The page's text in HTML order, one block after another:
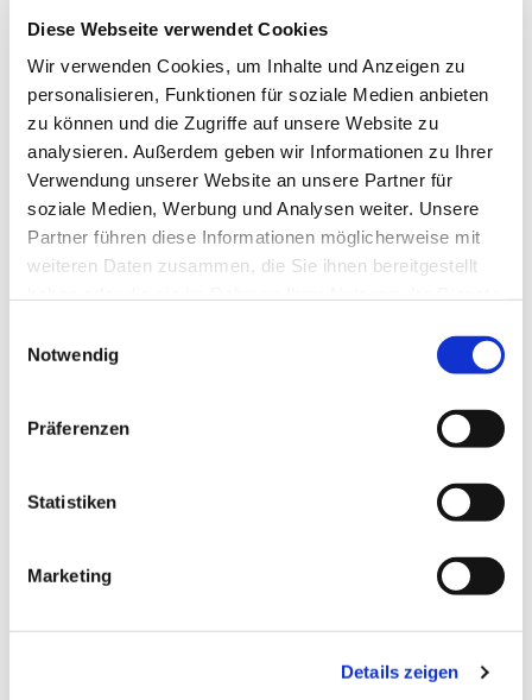
Diese Webseite verwendet Cookies
Wir verwenden Cookies, um Inhalte und Anzeigen zu
personalisieren, Funktionen für soziale Medien anbieten
zu können und die Zugriffe auf unsere Website zu
analysieren. Außerdem geben wir Informationen zu Ihrer
Verwendung unserer Website an unsere Partner für
soziale Medien, Werbung und Analysen weiter. Unsere
Partner führen diese Informationen möglicherweise mit
weiteren Daten zusammen, die Sie ihnen bereitgestellt
Notwendig
Präferenzen
Statistiken
Marketing
Details zeigen
Dies könnte Sie auch
interessieren